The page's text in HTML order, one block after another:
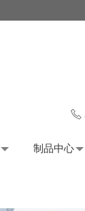
制品中心